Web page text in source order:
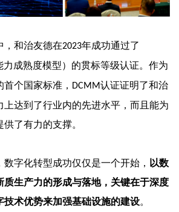
，和治友德在2023年成功通过了
力成熟度模型）的贯标等级认证。作为
个国家标准， DCMM认证证明了和治
上达到了行业内的先进水平，而且能为
了有力的支撑。
字化转型成功仅仅是一个开始， 以数
质生产力的形成与落地，关键在于深度
技术优势来加强基础设施的建设。